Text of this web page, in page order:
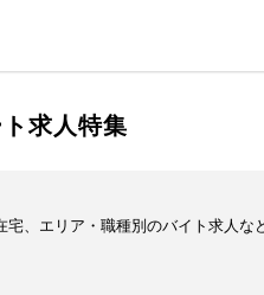
求人特集
、エリア・職種別のバイト求人な